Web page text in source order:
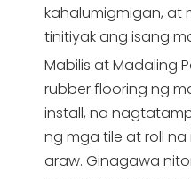
kahalumigmigan, at
tinitiyak ang isang
Mabilis at Madaling
rubber flooring ng
install, na
ng mga tile at roll
araw. Ginagawa